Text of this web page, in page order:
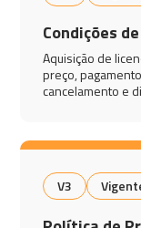
Condições
Aquisição de
preço,
cancelamento e
V3